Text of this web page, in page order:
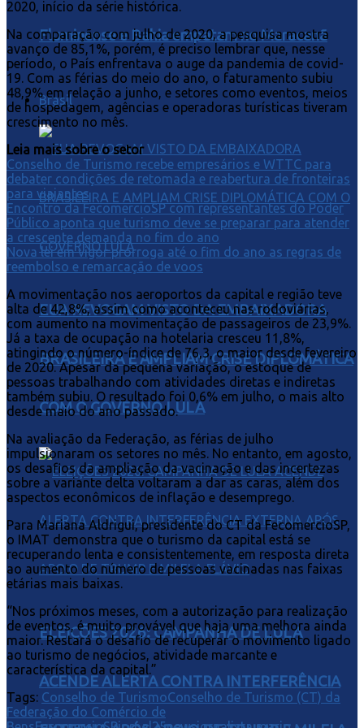
Fluminense e Bahia empatam no Maracanã
Brasil
EUA REVOGAM VISTO DA EMBAIXADORA
BRASILEIRA E AMPLIAM CRISE DIPLOMÁTICA
COM O GOVERNO LULA
ELEIÇÕES 2026: CAMPANHA DE LULA
ACENDE ALERTA CONTRA INTERFERÊNCIA
2020, início da série histórica.
Na comparação com julho de 2020, a pesquisa mostra
avanço de 85,1%, porém, é preciso lembrar que, nesse
período, o País enfrentava o auge da pandemia de covid-
19. Com as férias do meio do ano, o faturamento subiu
48,9% em relação a junho, e setores como eventos, meios
de hospedagem, agências e operadoras turísticas tiveram
crescimento no mês.
Leia mais sobre o setor
Conselho de Turismo recebe empresários e WTTC para
debater condições de retomada e reabertura de fronteiras
para viajantes
Encontro da FecomercioSP com representantes do Poder
Público aponta que turismo deve se preparar para atender
a crescente demanda no fim do ano
Nova lei em vigor prorroga até o fim do ano as regras de
reembolso e remarcação de voos
A movimentação nos aeroportos da capital e região teve
alta de 42,8%, assim como aconteceu nas rodoviárias,
com aumento na movimentação de passageiros de 23,9%.
Já a taxa de ocupação na hotelaria cresceu 11,8%,
atingindo o número-índice de 76,3, o maior desde fevereiro
de 2020. Apesar da pequena variação, o estoque de
pessoas trabalhando com atividades diretas e indiretas
também subiu. O resultado foi 0,6% em julho, o mais alto
desde maio do ano passado.
Na avaliação da Federação, as férias de julho
impulsionaram os setores no mês. No entanto, em agosto,
os desafios da ampliação da vacinação e das incertezas
sobre a variante delta voltaram a dar as caras, além dos
aspectos econômicos de inflação e desemprego.
Para Mariana Aldrigui, presidente do CT da FecomercioSP,
o IMAT demonstra que o turismo da capital está se
recuperando lenta e consistentemente, em resposta direta
ao aumento do número de pessoas vacinadas nas faixas
etárias mais baixas.
“Nos próximos meses, com a autorização para realização
de eventos, é muito provável que haja uma melhora ainda
maior. Restará o desafio de recuperar o movimento ligado
ao turismo de negócios, atividade marcante e
característica da capital.”
Tags: Conselho de TurismoConselho de Turismo (CT) da
Federação do Comércio de